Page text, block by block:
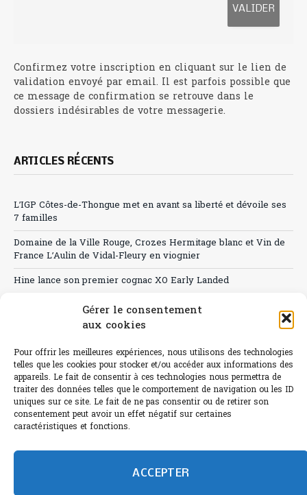
Gérer le consentement
aux cookies
Pour offrir les meilleures expériences, nous utilisons des technologies
telles que les cookies pour stocker et/ou accéder aux informations des
appareils. Le fait de consentir à ces technologies nous permettra de
traiter des données telles que le comportement de navigation ou les ID
uniques sur ce site. Le fait de ne pas consentir ou de retirer son
consentement peut avoir un effet négatif sur certaines
caractéristiques et fonctions.
ACCEPTER
Confirmez votre inscription en cliquant sur le lien de
validation envoyé par email. Il est parfois possible que
ce message de confirmation se retrouve dans le
dossiers indésirables de votre messagerie.
ARTICLES RÉCENTS
L’IGP Côtes-de-Thongue met en avant sa liberté et dévoile ses
7 familles
Domaine de la Ville Rouge, Crozes Hermitage blanc et Vin de
France L’Aulin de Vidal-Fleury en viognier
Hine lance son premier cognac XO Early Landed
Canicule : A quand le CHR à « l’heure espagnole » ?
Sélection de rosés 2026
L'abus d'alcool est dangereux pour la santé.
humain et 0% IA de Paris Bistro Editions - SARL de Presse -